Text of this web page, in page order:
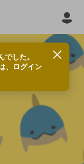
した。
、ログイン